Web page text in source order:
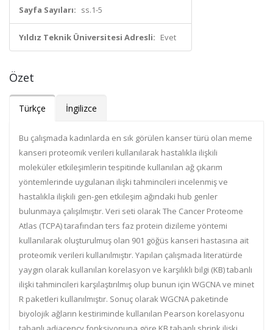
Sayfa Sayıları: ss.1-5
Yıldız Teknik Üniversitesi Adresli: Evet
Özet
Türkçe İngilizce
Bu çalışmada kadınlarda en sık görülen kanser türü olan meme
kanseri proteomik verileri kullanılarak hastalıkla ilişkili
moleküler etkileşimlerin tespitinde kullanılan ağ çıkarım
yöntemlerinde uygulanan ilişki tahmincileri incelenmiş ve
hastalıkla ilişkili gen-gen etkileşim ağındaki hub genler
bulunmaya çalışılmıştır. Veri seti olarak The Cancer Proteome
Atlas (TCPA) tarafından ters faz protein dizileme yöntemi
kullanılarak oluşturulmuş olan 901 göğüs kanseri hastasına ait
proteomik verileri kullanılmıştır. Yapılan çalışmada literatürde
yaygın olarak kullanılan korelasyon ve karşılıklı bilgi (KB) tabanlı
ilişki tahmincileri karşılaştırılmış olup bunun için WGCNA ve minet
R paketleri kullanılmıştır. Sonuç olarak WGCNA paketinde
biyolojik ağların kestiriminde kullanılan Pearson korelasyonu